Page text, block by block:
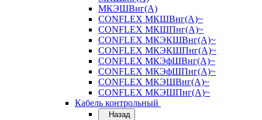
МКЭШВнг(А)
CONFLEX МКШВнг(А)~
CONFLEX МКШПнг(А)~
CONFLEX МКЭКШВнг(А)~
CONFLEX МКЭКШПнг(А)~
CONFLEX МКЭфШВнг(А)~
CONFLEX МКЭфШПнг(А)~
CONFLEX МКЭШВнг(А)~
CONFLEX МКЭШПнг(А)~
Кабель контрольный
Назад